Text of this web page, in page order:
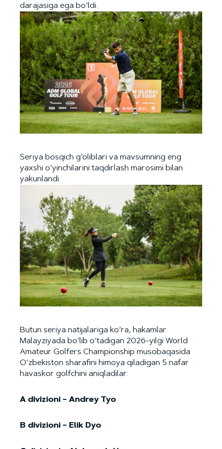
darajasiga ega bo‘ldi.
Seriya bosqich g‘oliblari va mavsumning eng
yaxshi o‘yinchilarini taqdirlash marosimi bilan
yakunlandi.
Butun seriya natijalariga ko‘ra, hakamlar
Malayziyada bo‘lib o‘tadigan 2026-yilgi World
Amateur Golfers Championship musobaqasida
O‘zbekiston sharafini himoya qiladigan 5 nafar
havaskor golfchini aniqladilar:
A divizioni – Andrey Tyo
B divizioni – Elik Dyo